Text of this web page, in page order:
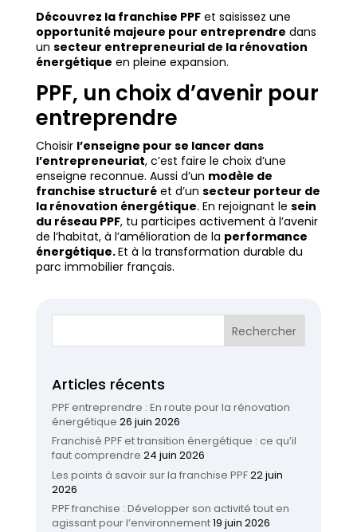
Découvrez la franchise PPFet saisissez une
opportunité majeure pour entreprendre dans
un secteur entrepreneurial de la rénovation
énergétique en pleine expansion.
PPF, un choix d’avenir pour
entreprendre
Choisir l’enseigne pour se lancer dans
l’entrepreneuriat, c’est faire le choix d’une
enseigne reconnue. Aussi d’un modèle de
franchise structuréet d’un secteur porteur de
la rénovation énergétique. En rejoignant le sein
du réseau PPF, tu participes activement à l’avenir
de l’habitat, à l’amélioration de la performance
énergétique.Et à la transformation durable du
parc immobilier français.
Articles récents
PPF entreprendre : En route pour la rénovation
énergétique 26 juin 2026
Franchisé PPF et transition énergétique : ce qu’il
faut comprendre 24 juin 2026
Les points à savoir sur la franchise PPF22 juin
2026
PPF franchise : Développer son activité tout en
agissant pour l’environnement19 juin 2026